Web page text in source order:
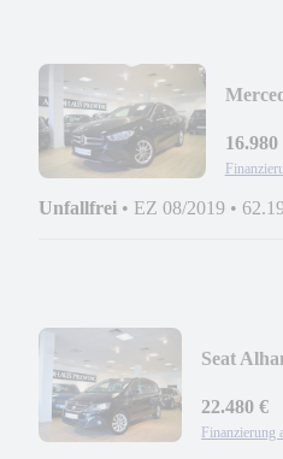
16.980
Unfallfrei • EZ 08/2019 •
Seat
XENO
22.480 €
Finanzierung